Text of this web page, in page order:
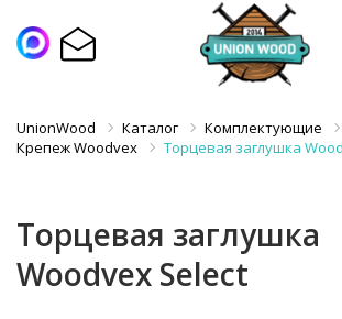
UnionWood Каталог
Комплектующие
Крепеж Woodvex
Торцевая заглушка
Торцевая заглушка
Woodvex Select